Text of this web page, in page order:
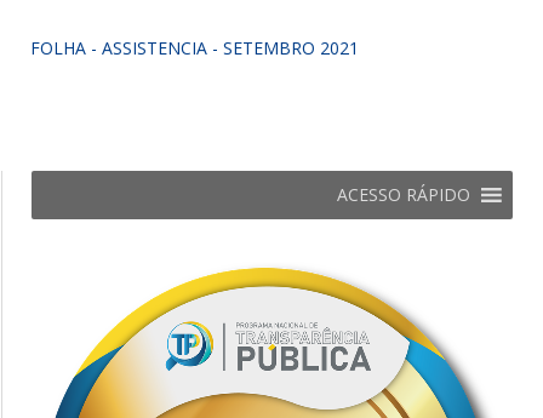
FOLHA - ASSISTENCIA - SETEMBRO 2021
ACESSO RÁPIDO